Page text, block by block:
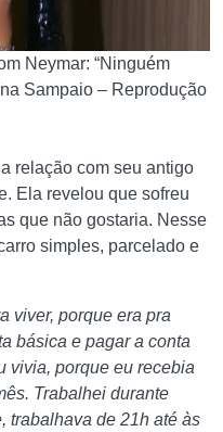
Neymar: “Ninguém
Sampaio – Reprodução
relação com seu antigo
Ela revelou que sofreu
que não gostaria. Nesse
simples, parcelado e
viver, porque era pra
básica e pagar a conta
vivia, porque eu recebia
Trabalhei durante
trabalhava de 21h até às